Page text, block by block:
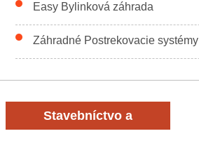
Easy Bylinková záhrada
Záhradné Postrekovacie systémy
Stavebníctvo a